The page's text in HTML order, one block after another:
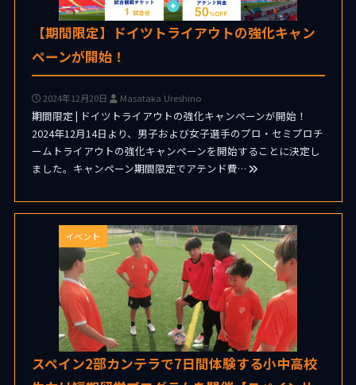
【期間限定】ドイツトライアウトの強化キャン
ペーンが開始！
2024年12月20日 Masataka Ureshino
期間限定 | ドイツトライアウトの強化キャンペーンが開始！
2024年12月14日より、男子および女子選手のプロ・セミプロチ
ームトライアウトの強化キャンペーンを開始することに決定し
ました。キャンペーン期間限定でアテンド費…
イベント
スペイン2部カンテラで7日間体験する小中高校